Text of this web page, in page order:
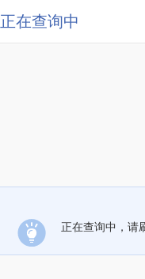
正在查询中
正在查询中，请